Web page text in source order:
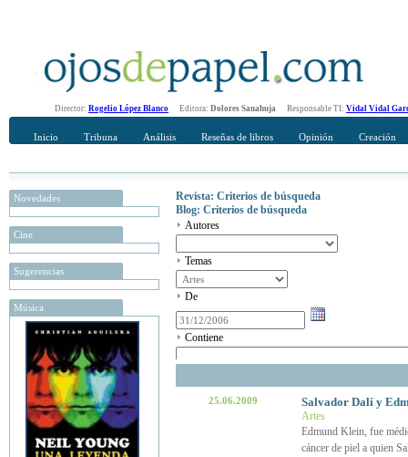
Director: Rogelio López Blanco Editora: Dolores Sanahuja Responsable TI: Vidal Vidal
Inicio Tribuna Análisis Reseñas de libros Opinión Creación
Novedades
Cine
Sugerencias
Música
Revista: Criterios de búsqueda
Blog: Criterios de búsqueda
Autores
Temas
De
Contiene
25.06.2009 Salvador Dalí y
Artes
Edmund Klein, fue
cáncer de piel a quien